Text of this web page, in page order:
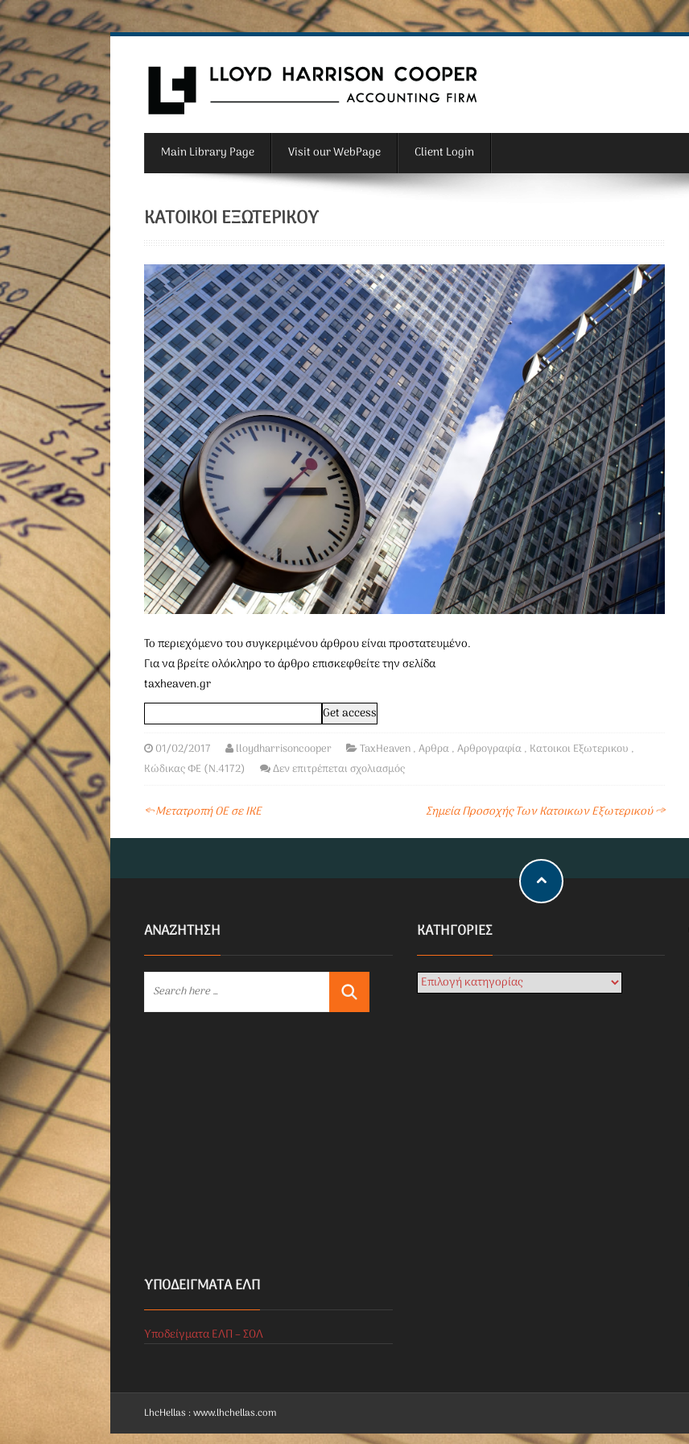
Main Library Page Visit our WebPage Client Login
ΚΑΤΟΙΚΟΙ ΕΞΩΤΕΡΙΚΟΥ
To περιεχόμενο του συγκεριμένου άρθρου είναι προστατευμένο.
Για να βρείτε ολόκληρο το άρθρο επισκεφθείτε την σελίδα
taxheaven.gr
01/02/2017 lloydharrisoncooper TaxHeaven,Αρθρα,Αρθρογραφία, Κατοικοι Εξωτερικου ,
Κώδικας ΦΕ (Ν.4172)
Δεν επιτρέπεται σχολιασμός
←Μετατροπή ΟΕ σε ΙΚΕ Σημεία Προσοχής Των Κατοικων Εξωτερικού→
ΑΝΑΖΗΤΗΣΗ KΑΤΗΓΟΡΊΕΣ
ΥΠΟΔΕΊΓΜΑΤΑ ΕΛΠ
Υποδείγματα ΕΛΠ – ΣΟΛ
LhcHellas : www.lhchellas.com